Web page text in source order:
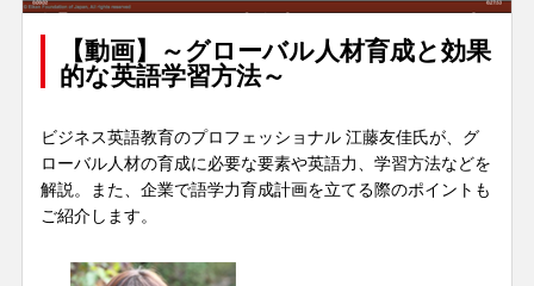
【動画】～グローバル人材育成と効果
的な英語学習方法～
ビジネス英語教育のプロフェッショナル 江藤友佳氏が、グ
ローバル人材の育成に必要な要素や英語力、学習方法などを
解説。また、企業で語学力育成計画を立てる際のポイントも
ご紹介します。